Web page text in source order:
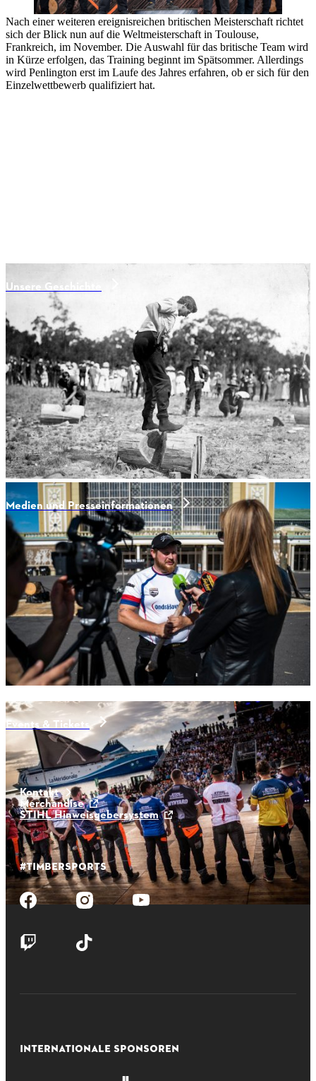
Nach einer weiteren ereignisreichen britischen Meisterschaft richtet
sich der Blick nun auf die Weltmeisterschaft in Toulouse,
Frankreich, im November. Die Auswahl für das britische Team wird
in Kürze erfolgen, das Training beginnt im Spätsommer. Allerdings
wird Penlington erst im Laufe des Jahres erfahren, ob er sich für den
Einzelwettbewerb qualifiziert hat.
Unsere Geschichte
Medien und Presseinformationen
Events & Tickets
Kontakt
Merchandise
STIHL Hinweisgebersystem
#TIMBERSPORTS
INTERNATIONALE SPONSOREN